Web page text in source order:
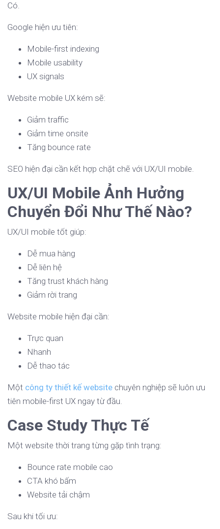
Có.
Google hiện ưu tiên:
Mobile-first indexing
Mobile usability
UX signals
Website mobile UX kém sẽ:
Giảm traffic
Giảm time onsite
Tăng bounce rate
SEO hiện đại cần kết hợp chặt chẽ với UX/UI mobile.
UX/UI Mobile Ảnh Hưởng
Chuyển Đổi Như Thế Nào?
UX/UI mobile tốt giúp:
Dễ mua hàng
Dễ liên hệ
Tăng trust khách hàng
Giảm rời trang
Website mobile hiện đại cần:
Trực quan
Nhanh
Dễ thao tác
Một công ty thiết kế website chuyên nghiệp sẽ luôn ưu
tiên mobile-first UX ngay từ đầu.
Case Study Thực Tế
Một website thời trang từng gặp tình trạng:
Bounce rate mobile cao
CTA khó bấm
Website tải chậm
Sau khi tối ưu: